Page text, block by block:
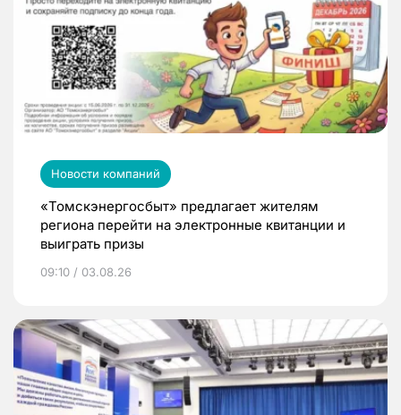
Новости компаний
«Томскэнергосбыт» предлагает жителям
региона перейти на электронные квитанции и
выиграть призы
09:10 / 03.08.26